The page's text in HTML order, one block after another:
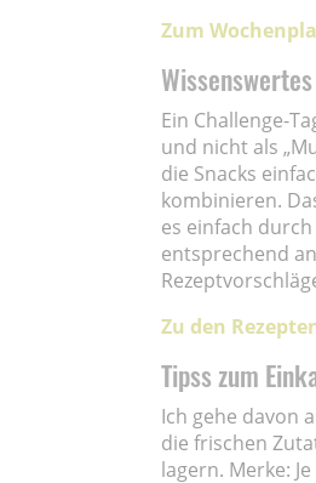
Zum
Ein Challenge-
und nicht als
die Snacks
kombinieren.
es einfach
entsprechend
Zu den
Tipss zum
Ich gehe davon
die frischen
lagern. Merke: